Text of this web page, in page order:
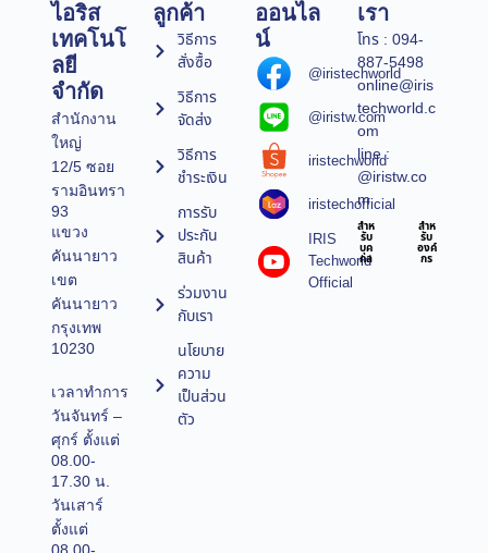
ไอริส
เทคโนโ
ลยี
จำกัด
สำนักงาน
ใหญ่
12/5 ซอย
รามอินทรา
93
แขวง
คันนายาว
เขต
คันนายาว
กรุงเทพ
10230
เวลาทำการ
วันจันทร์ –
ศุกร์ ตั้งแต่
08.00-
17.30 น.
วันเสาร์
ตั้งแต่
ลูกค้า
วิธีการ
สั่งซื้อ
วิธีการ
จัดส่ง
วิธีการ
ชำระเงิน
การรับ
ประกัน
สินค้า
ร่วมงาน
กับเรา
นโยบาย
ความ
เป็นส่วน
ตัว
ออนไล
น์
@iristechworld
@iristw.com
iristechworld
iristechofficial
IRIS
Techworld
Official
เรา
โทร : 094-
887-5498
online@iris
techworld.c
om
line :
@iristw.co
m
สำห
รับ
บุค
คล
สำห
รับ
องค์
กร